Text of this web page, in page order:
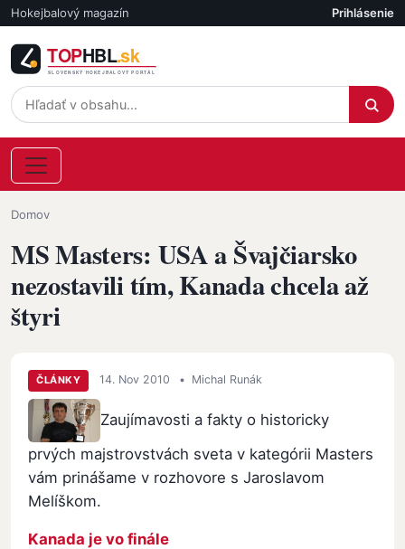
Skočiť na hlavný obsah
Hokejbalový magazín Účet
Prihlásenie
Omrvinka
Domov
MS Masters: USA a Švajčiarsko
nezostavili tím, Kanada chcela až
štyri
ČLÁNKY 14. Nov 2010 • Michal Runák
Zaujímavosti a fakty o historicky
prvých majstrovstvách sveta v kategórii Masters
vám prinášame v rozhovore s Jaroslavom
Melíškom.
Kanada je vo finále